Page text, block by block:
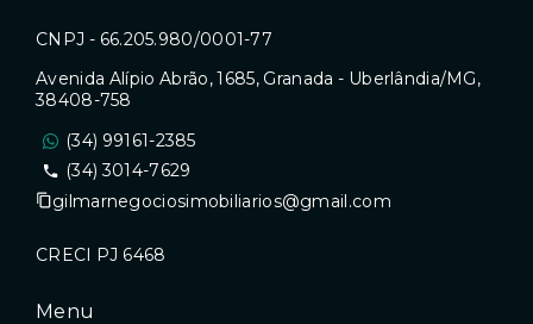
CNPJ - 66.205.980/0001-77
Avenida Alípio Abrão, 1685, Granada - Uberlândia/MG,
38408-758
(34) 99161-2385
(34) 3014-7629
gilmarnegociosimobiliarios@gmail.com
CRECI PJ 6468
Menu